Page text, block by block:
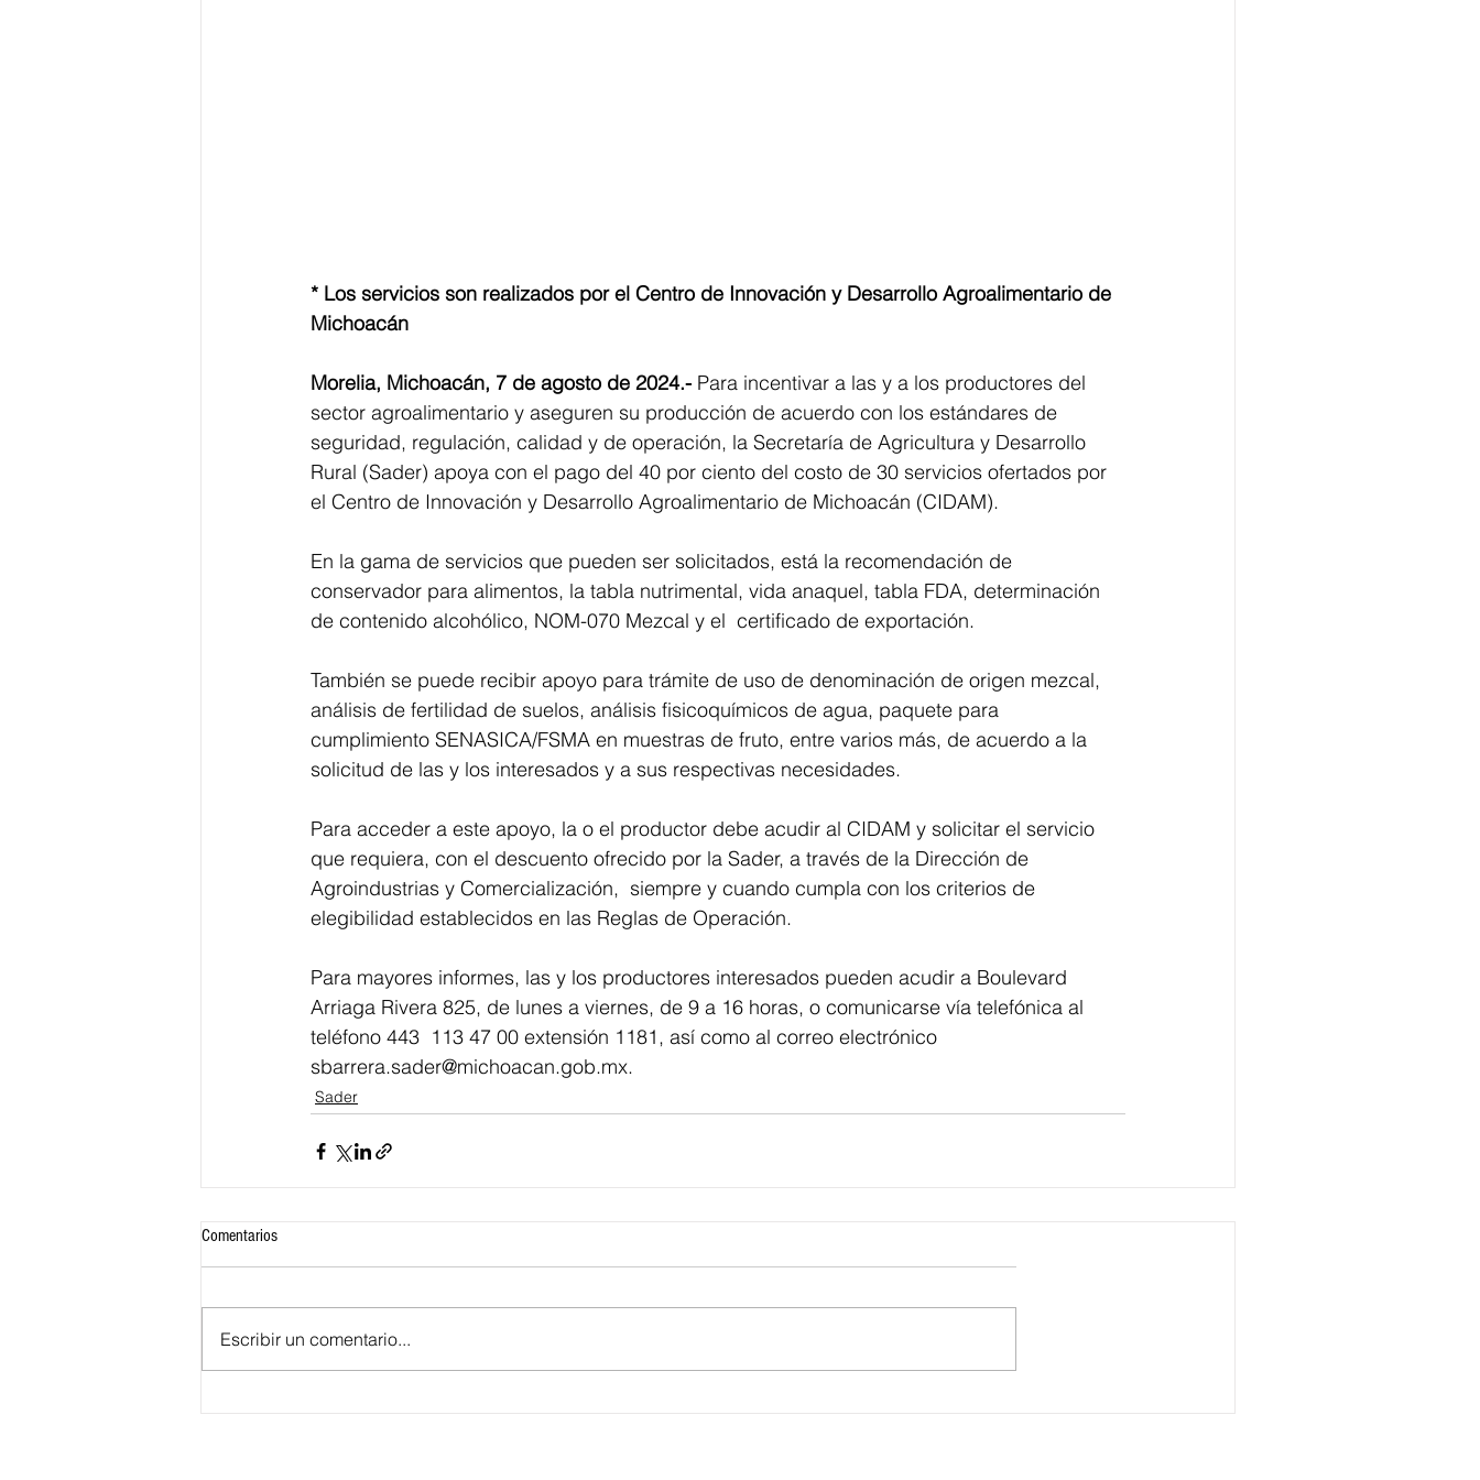
* Los servicios son realizados por el Centro de Innovación y Desarrollo Agroalimentario de
Michoacán
Morelia, Michoacán, 7 de agosto de 2024.- Para incentivar a las y a los productores del
sector agroalimentario y aseguren su producción de acuerdo con los estándares de
seguridad, regulación, calidad y de operación, la Secretaría de Agricultura y Desarrollo
Rural (Sader) apoya con el pago del 40 por ciento del costo de 30 servicios ofertados por
el Centro de Innovación y Desarrollo Agroalimentario de Michoacán (CIDAM).
En la gama de servicios que pueden ser solicitados, está la recomendación de
conservador para alimentos, la tabla nutrimental, vida anaquel, tabla FDA, determinación
de contenido alcohólico, NOM-070 Mezcal y el  certificado de exportación.
También se puede recibir apoyo para trámite de uso de denominación de origen mezcal,
análisis de fertilidad de suelos, análisis fisicoquímicos de agua, paquete para
cumplimiento SENASICA/FSMA en muestras de fruto, entre varios más, de acuerdo a la
solicitud de las y los interesados y a sus respectivas necesidades.
Para acceder a este apoyo, la o el productor debe acudir al CIDAM y solicitar el servicio
que requiera, con el descuento ofrecido por la Sader, a través de la Dirección de
Agroindustrias y Comercialización,  siempre y cuando cumpla con los criterios de
elegibilidad establecidos en las Reglas de Operación.
Para mayores informes, las y los productores interesados pueden acudir a Boulevard
Arriaga Rivera 825, de lunes a viernes, de 9 a 16 horas, o comunicarse vía telefónica al
teléfono 443  113 47 00 extensión 1181, así como al correo electrónico
sbarrera.sader@michoacan.gob.mx.
Sader
Comentarios
Escribir un comentario...